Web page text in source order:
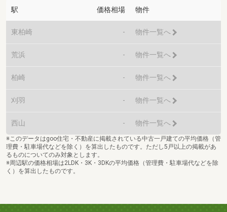
駅 価格相場 物件
東柏崎 - 物件一覧へ
荒浜 - 物件一覧へ
柏崎 - 物件一覧へ
刈羽 - 物件一覧へ
西山 - 物件一覧へ
※このデータはgoo住宅・不動産に掲載されている中古一戸建ての平均価格（管
理費・駐車場代などを除く）を算出したものです。ただし5戸以上の掲載があ
るものについてのみ対象とします。
※周辺駅の価格相場は2LDK・3K・3DKの平均価格（管理費・駐車場代などを除
く）を算出したものです。